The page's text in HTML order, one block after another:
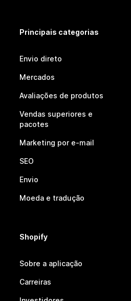
Principais categorias
Envio direto
Mercados
Avaliações de produtos
Vendas superiores e
pacotes
Marketing por e-mail
SEO
Envio
Moeda e tradução
Shopify
Sobre a aplicação
Carreiras